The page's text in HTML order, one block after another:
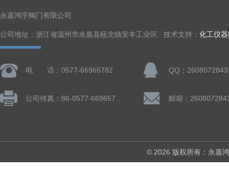
永嘉鸿宇阀门有限公司
公司地址：浙江省温州市永嘉县瓯北镇安丰工业区 技术支持： 化工仪
电 话：0577-66965782 QQ：2608072843
邮箱：
© 2026 版权所有：永嘉